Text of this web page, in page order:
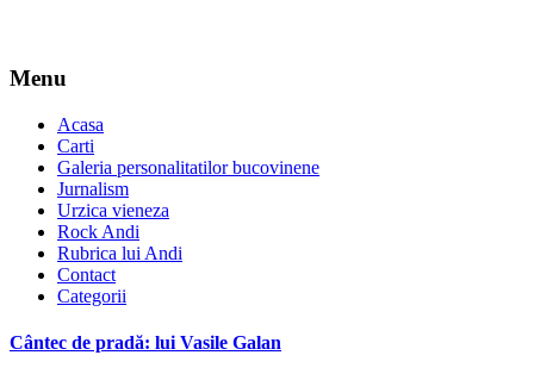
Menu
Acasa
Carti
Galeria personalitatilor bucovinene
Jurnalism
Urzica vieneza
Rock Andi
Rubrica lui Andi
Contact
Categorii
Cântec de pradă: lui Vasile Galan